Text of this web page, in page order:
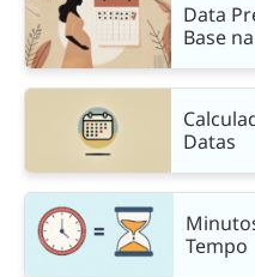
Data
Base
Datas
Tempo